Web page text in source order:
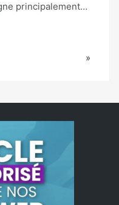
principalement…
Next
»